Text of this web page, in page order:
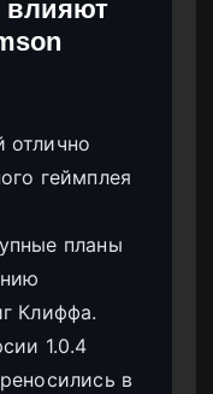
влияют
отлично
геймплея
планы
Клиффа.
1.0.4
в